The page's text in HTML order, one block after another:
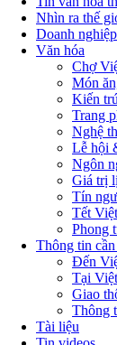
Nhìn ra thế
Doanh
Văn hóa
Chợ
Món
Kiến
Trang
Nghệ
Lễ hội
Ngôn
Giá trị
Tín
Tết
Phong
Thông tin
Đến
Tại
Giao
Thông
Tài liệu